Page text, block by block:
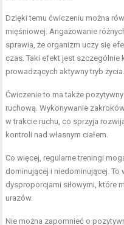
Dzięki temu ćwiczeniu można
mięśniowej . Angażowanie
sprawia, że organizm uczy się
czas. Taki efekt jest
prowadzących aktywny tryb życia.
Ćwiczenie to ma także
ruchową. Wykonywanie
w trakcie ruchu, co sprzyja
kontroli nad własnym ciałem.
Co więcej, regularne treningi
dominującej i niedominującej.
dysproporcjami siłowymi, które
urazów.
Nie można zapomnieć o